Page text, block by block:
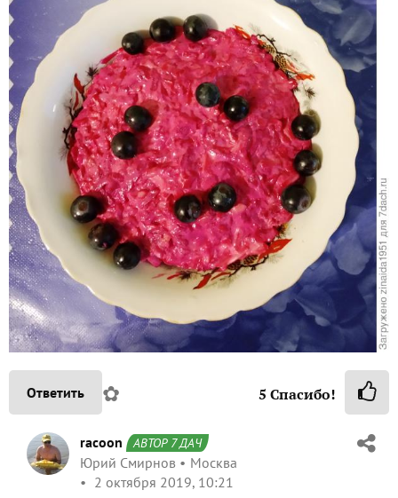
Ответить ✿ 5 Спасибо!
racoon АВТОР 7 ДАЧ
Юрий Смирнов
Москва
2 октября 2019, 10:21